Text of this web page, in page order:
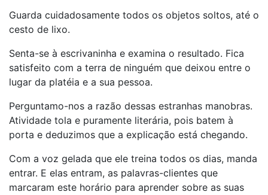
Guarda cuidadosamente todos os objetos soltos, até o
cesto de lixo.
Senta-se à escrivaninha e examina o resultado. Fica
satisfeito com a terra de ninguém que deixou entre o
lugar da platéia e a sua pessoa.
Perguntamo-nos a razão dessas estranhas manobras.
Atividade tola e puramente literária, pois batem à
porta e deduzimos que a explicação está chegando.
Com a voz gelada que ele treina todos os dias, manda
entrar. E elas entram, as palavras-clientes que
marcaram este horário para aprender sobre as suas